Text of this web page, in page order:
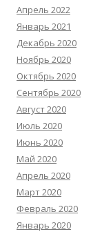
Апрель 2022
Январь 2021
Декабрь 2020
Ноябрь 2020
Октябрь 2020
Сентябрь 2020
Август 2020
Июль 2020
Июнь 2020
Май 2020
Апрель 2020
Март 2020
Февраль 2020
Январь 2020